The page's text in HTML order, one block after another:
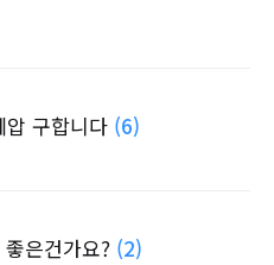
구합니다 (6)
은건가요? (2)